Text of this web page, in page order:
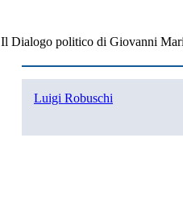
Il Dialogo politico di Giovanni
Luigi Robuschi